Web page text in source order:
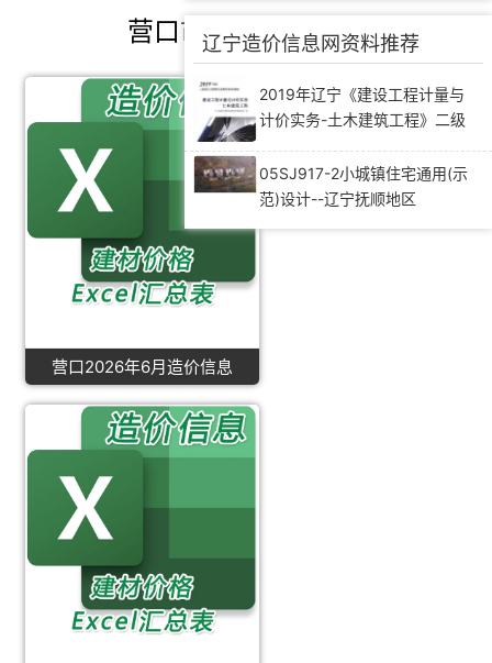
营口市造价信息推荐
营口2026年6月造价信息
辽宁造价信息网资料推荐
2019年辽宁《建设工程计量与
计价实务-土木建筑工程》二级
05SJ917-2小城镇住宅通用(示
范)设计--辽宁抚顺地区